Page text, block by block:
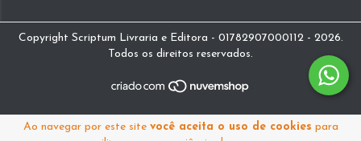
Ao navegar por este site você aceita o uso de cookies para
Copyright Scriptum Livraria e Editora - 01782907000112 - 2026.
Todos os direitos reservados.